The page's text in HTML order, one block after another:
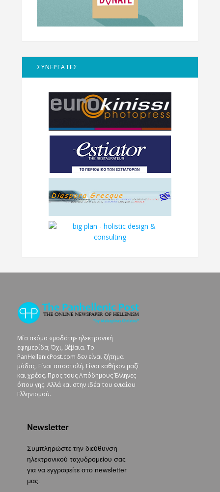
ΣΥΝΕΡΓΑΤΕΣ
Μία ακόμα «μοδάτη» ηλεκτρονική
εφημερίδα; Όχι, βέβαια. To
PanHellenicPost.com δεν είναι ζήτημα
μόδας. Είναι αποστολή. Είναι καθήκον μαζί
και χρέος. Προς τους Απόδημους Έλληνες
όπου γης. Αλλά και στην ιδέα του ενιαίου
Ελληνισμού.
Newsletter
Συμπληρώστε την διεύθυνση
ηλεκτρονικού ταχυδρομείου σας
για να εγγραφείτε στο newsletter
μας.